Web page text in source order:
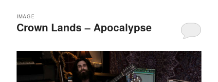
Crown Lands – Apocalypse
IMAGE